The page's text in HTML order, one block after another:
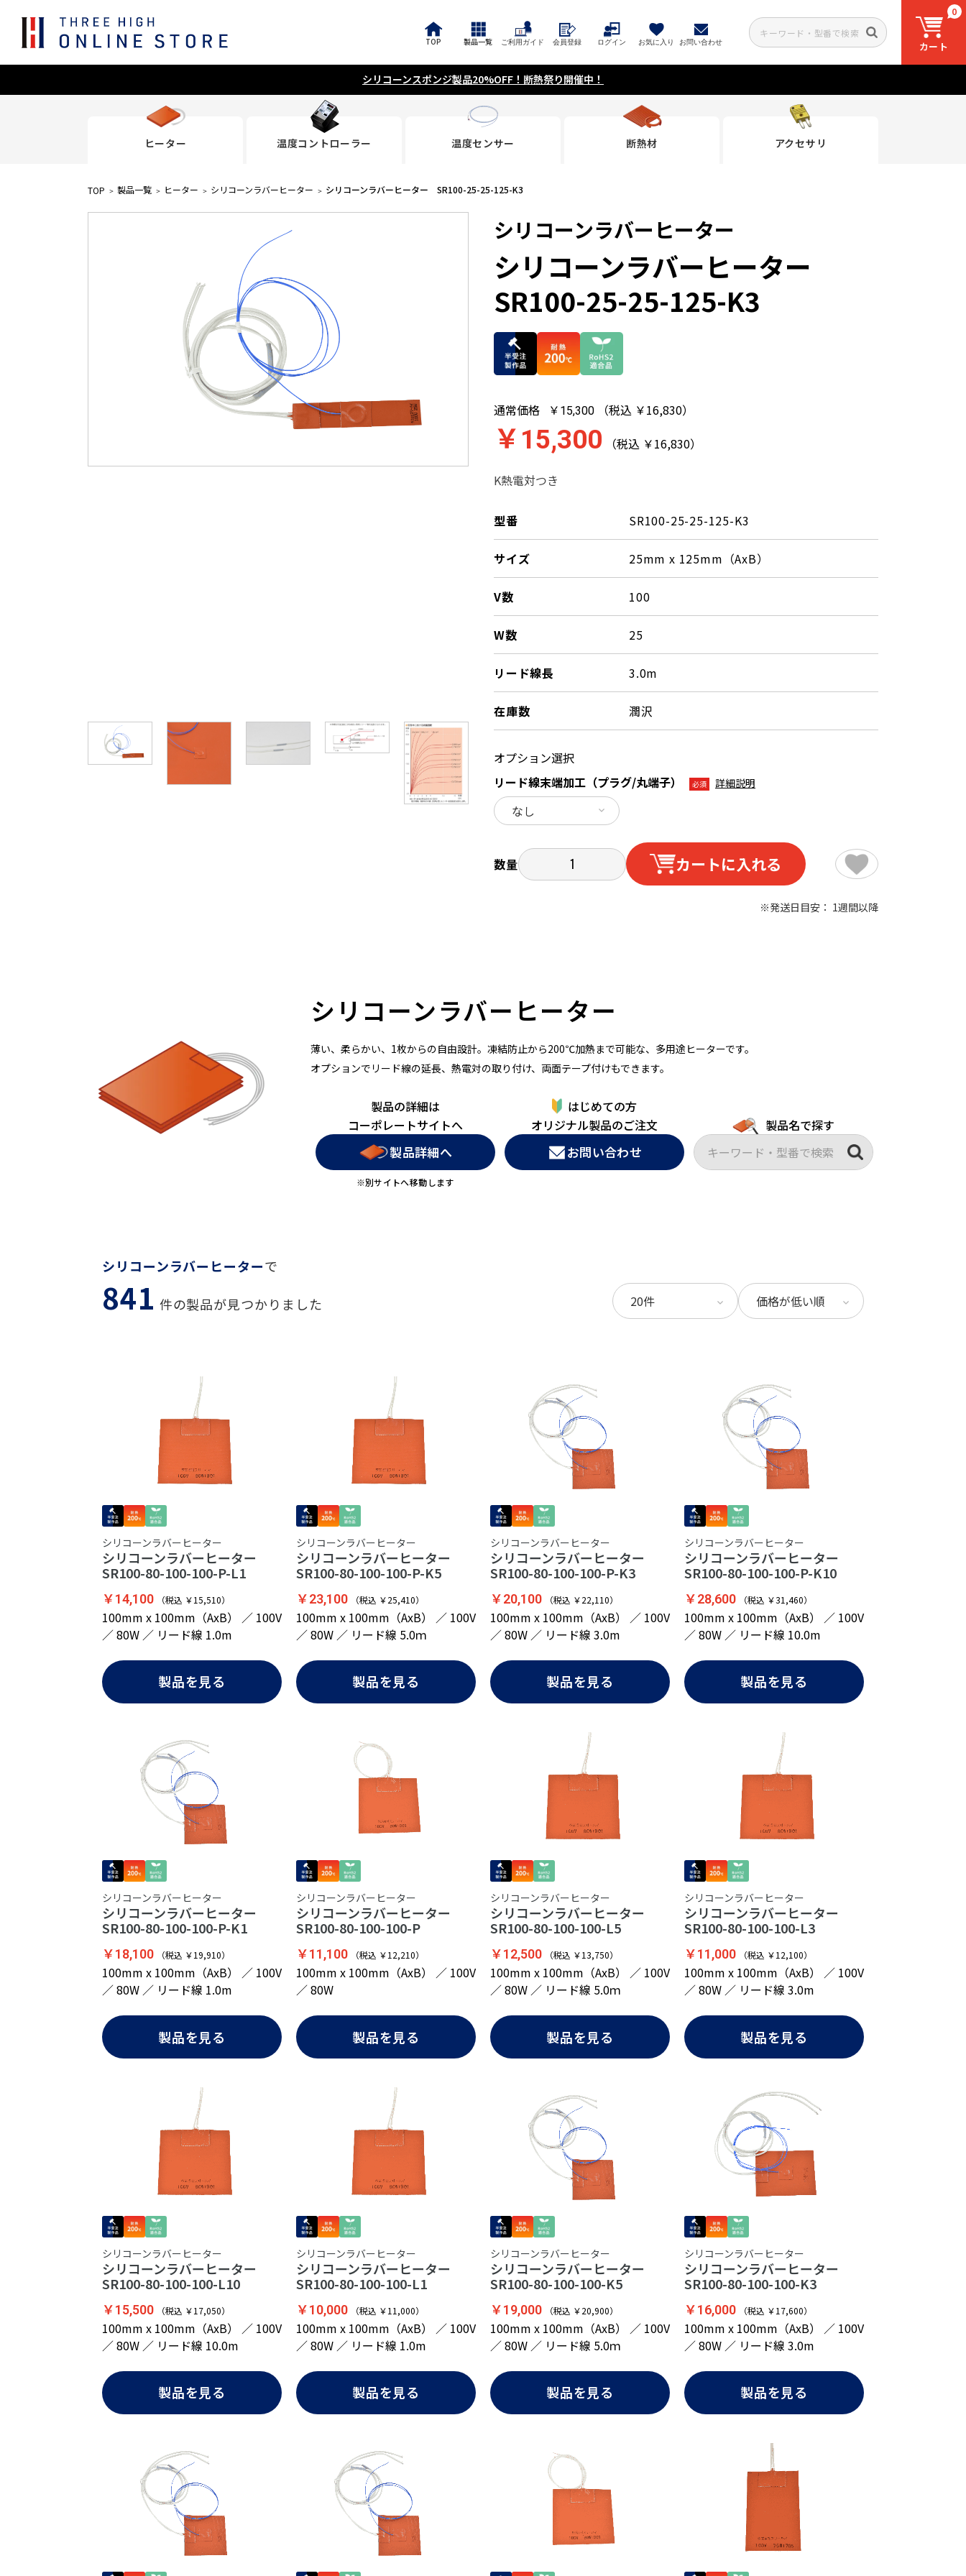
TOP 製品一覧 ご利用ガイド 会員登録 ログイン お気に入り お問い合わせ
0
カート
シリコーンスポンジ製品20%OFF！断熱祭り開催中！
ヒーター 温度コントローラー 温度センサー 断熱材 アクセサリ
TOP 製品一覧 ヒーター シリコーンラバーヒーター シリコーンラバーヒーター SR100-25-25-125-K3
シリコーンラバーヒーター
シリコーンラバーヒーター
SR100-25-25-125-K3
通常価格 ￥15,300 （税込 ￥16,830）
￥15,300 （税込 ￥16,830）
K熱電対つき
型番 SR100-25-25-125-K3
サイズ 25mm x 125mm（AxB）
V数 100
W数 25
リード線長 3.0m
在庫数 潤沢
オプション選択
リード線末端加工（プラグ/丸端子）
必須 詳細説明
数量 カートに入れる
※発送日目安： 1週間以降
シリコーンラバーヒーター
薄い、柔らかい、1枚からの自由設計。凍結防止から200℃加熱まで可能な、多用途ヒーターです。
オプションでリード線の延長、熱電対の取り付け、両面テープ付けもできます。
製品の詳細は
コーポレートサイトへ
製品詳細へ
※別サイトへ移動します
はじめての方
オリジナル製品のご注文
お問い合わせ
製品名で探す
シリコーンラバーヒーターで
841 件の製品が見つかりました
シリコーンラバーヒーター
シリコーンラバーヒーター
SR100-80-100-100-P-L1
￥14,100 （税込 ￥15,510）
100mm x 100mm（AxB） ／ 100V
／ 80W ／ リード線 1.0m
製品を見る
シリコーンラバーヒーター
シリコーンラバーヒーター
SR100-80-100-100-P-K5
￥23,100 （税込 ￥25,410）
100mm x 100mm（AxB） ／ 100V
／ 80W ／ リード線 5.0ｍ
製品を見る
シリコーンラバーヒーター
シリコーンラバーヒーター
SR100-80-100-100-P-K3
￥20,100 （税込 ￥22,110）
100mm x 100mm（AxB） ／ 100V
／ 80W ／ リード線 3.0m
製品を見る
シリコーンラバーヒーター
シリコーンラバーヒーター
SR100-80-100-100-P-K10
￥28,600 （税込 ￥31,460）
100mm x 100mm（AxB） ／ 100V
／ 80W ／ リード線 10.0m
製品を見る
シリコーンラバーヒーター
シリコーンラバーヒーター
SR100-80-100-100-P-K1
￥18,100 （税込 ￥19,910）
100mm x 100mm（AxB） ／ 100V
／ 80W ／ リード線 1.0m
製品を見る
シリコーンラバーヒーター
シリコーンラバーヒーター
SR100-80-100-100-P
￥11,100 （税込 ￥12,210）
100mm x 100mm（AxB） ／ 100V
／ 80W
製品を見る
シリコーンラバーヒーター
シリコーンラバーヒーター
SR100-80-100-100-L5
￥12,500 （税込 ￥13,750）
100mm x 100mm（AxB） ／ 100V
／ 80W ／ リード線 5.0ｍ
製品を見る
シリコーンラバーヒーター
シリコーンラバーヒーター
SR100-80-100-100-L3
￥11,000 （税込 ￥12,100）
100mm x 100mm（AxB） ／ 100V
／ 80W ／ リード線 3.0m
製品を見る
シリコーンラバーヒーター
シリコーンラバーヒーター
SR100-80-100-100-L10
￥15,500 （税込 ￥17,050）
100mm x 100mm（AxB） ／ 100V
／ 80W ／ リード線 10.0m
製品を見る
シリコーンラバーヒーター
シリコーンラバーヒーター
SR100-80-100-100-L1
￥10,000 （税込 ￥11,000）
100mm x 100mm（AxB） ／ 100V
／ 80W ／ リード線 1.0m
製品を見る
シリコーンラバーヒーター
シリコーンラバーヒーター
SR100-80-100-100-K5
￥19,000 （税込 ￥20,900）
100mm x 100mm（AxB） ／ 100V
／ 80W ／ リード線 5.0ｍ
製品を見る
シリコーンラバーヒーター
シリコーンラバーヒーター
SR100-80-100-100-K3
￥16,000 （税込 ￥17,600）
100mm x 100mm（AxB） ／ 100V
／ 80W ／ リード線 3.0m
製品を見る